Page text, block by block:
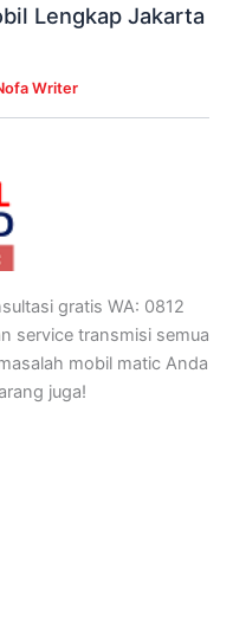
Lengkap Jakarta
Writer
gratis WA: 0812
service transmisi semua
mobil matic Anda
juga!